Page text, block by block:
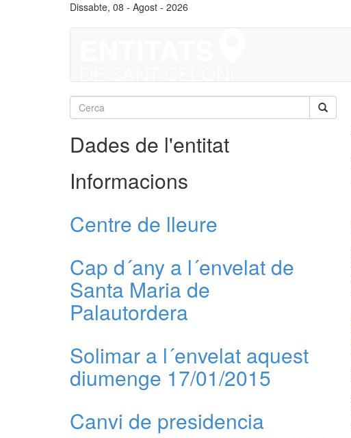
Dissabte, 08 - Agost - 2026
Formulari
de
cerca
Dades de l'entitat
Informacions
Centre de lleure
Cap d´any a l´envelat de
Santa Maria de
Palautordera
Solimar a l´envelat aquest
diumenge 17/01/2015
Canvi de presidencia